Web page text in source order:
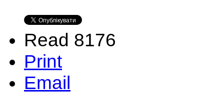
Read 8176
Print
Email